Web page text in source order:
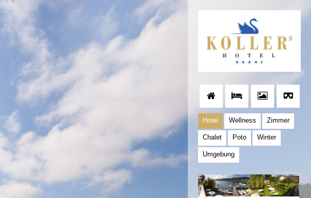
Hotel Wellness Zimmer
Chalet Poto Winter
Umgebung